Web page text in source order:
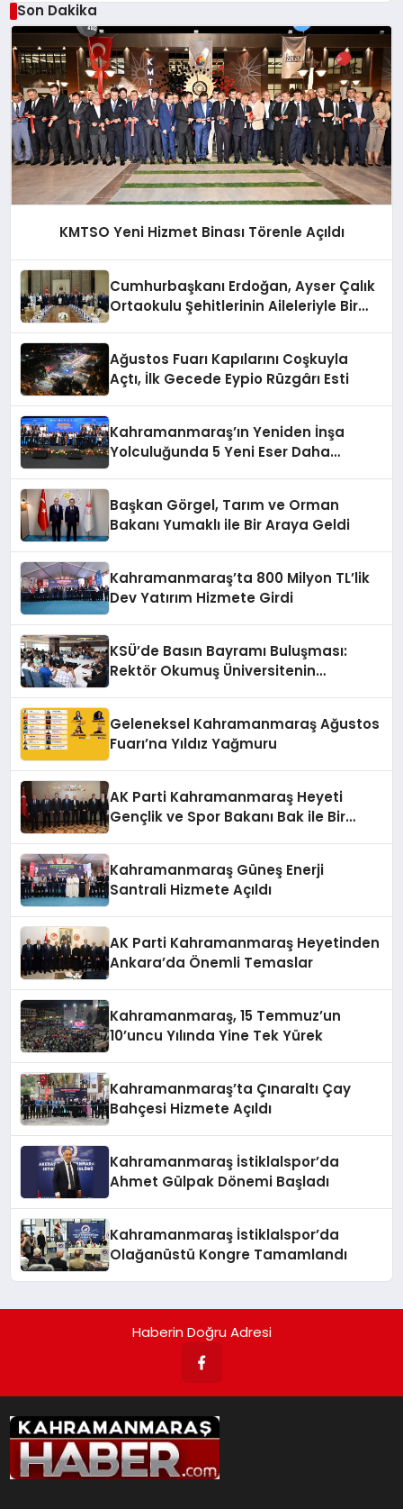
Son Dakika
KMTSO Yeni Hizmet Binası Törenle Açıldı
Cumhurbaşkanı Erdoğan, Ayser Çalık
Ortaokulu Şehitlerinin Aileleriyle Bir
Ağustos Fuarı Kapılarını Coşkuyla
Açtı, İlk Gecede Eypio Rüzgârı Esti
Kahramanmaraş’ın Yeniden İnşa
Yolculuğunda 5 Yeni Eser Daha
Başkan Görgel, Tarım ve Orman
Bakanı Yumaklı ile Bir Araya Geldi
Kahramanmaraş’ta 800 Milyon TL’lik
Dev Yatırım Hizmete Girdi
KSÜ’de Basın Bayramı Buluşması:
Rektör Okumuş Üniversitenin
Geleneksel Kahramanmaraş Ağustos
Fuarı’na Yıldız Yağmuru
AK Parti Kahramanmaraş Heyeti
Gençlik ve Spor Bakanı Bak ile Bir
Kahramanmaraş Güneş Enerji
Santrali Hizmete Açıldı
AK Parti Kahramanmaraş Heyetinden
Ankara’da Önemli Temaslar
Kahramanmaraş, 15 Temmuz’un
10’uncu Yılında Yine Tek Yürek
Kahramanmaraş’ta Çınaraltı Çay
Bahçesi Hizmete Açıldı
Kahramanmaraş İstiklalspor’da
Ahmet Gülpak Dönemi Başladı
Kahramanmaraş İstiklalspor’da
Olağanüstü Kongre Tamamlandı
Haberin Doğru Adresi